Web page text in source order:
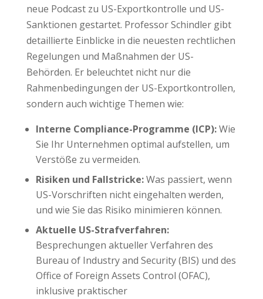
neue Podcast zu US-Exportkontrolle und US-
Sanktionen gestartet. Professor Schindler gibt
detaillierte Einblicke in die neuesten rechtlichen
Regelungen und Maßnahmen der US-
Behörden. Er beleuchtet nicht nur die
Rahmenbedingungen der US-Exportkontrollen,
sondern auch wichtige Themen wie:
Interne Compliance-Programme (ICP):Wie
Sie Ihr Unternehmen optimal aufstellen, um
Verstöße zu vermeiden.
Risiken und Fallstricke:Was passiert, wenn
US-Vorschriften nicht eingehalten werden,
und wie Sie das Risiko minimieren können.
Aktuelle US-Strafverfahren:
Besprechungen aktueller Verfahren des
Bureau of Industry and Security (BIS) und des
Office of Foreign Assets Control (OFAC),
inklusive praktischer